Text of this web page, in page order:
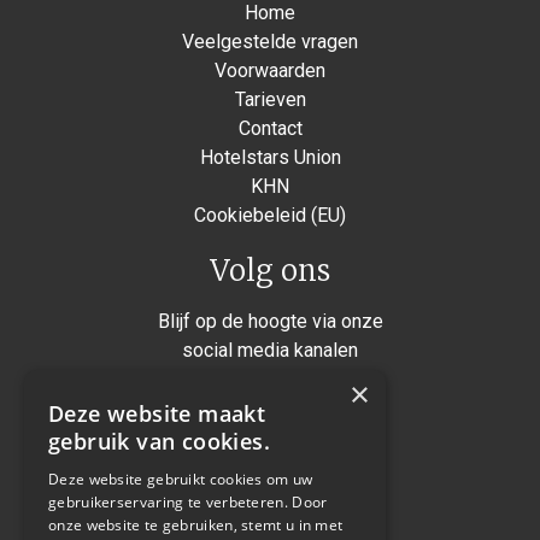
Home
Veelgestelde vragen
Voorwaarden
Tarieven
Contact
Hotelstars Union
KHN
Cookiebeleid (EU)
Volg ons
Blijf op de hoogte via onze
social media kanalen
Instagram
Facebook
Linkedin
×
Deze website maakt
gebruik van cookies.
Deze website gebruikt cookies om uw
gebruikerservaring te verbeteren. Door
onze website te gebruiken, stemt u in met